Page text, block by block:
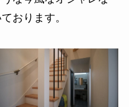
おります。